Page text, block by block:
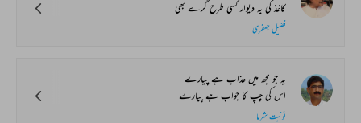
کاغذ کی یہ دیوار کسی طرح گرے بھی
فضیل جعفری
یہ جو مجھ میں عذاب ہے پیارے
اس کی چپ کا جواب ہے پیارے
نونیت شرما